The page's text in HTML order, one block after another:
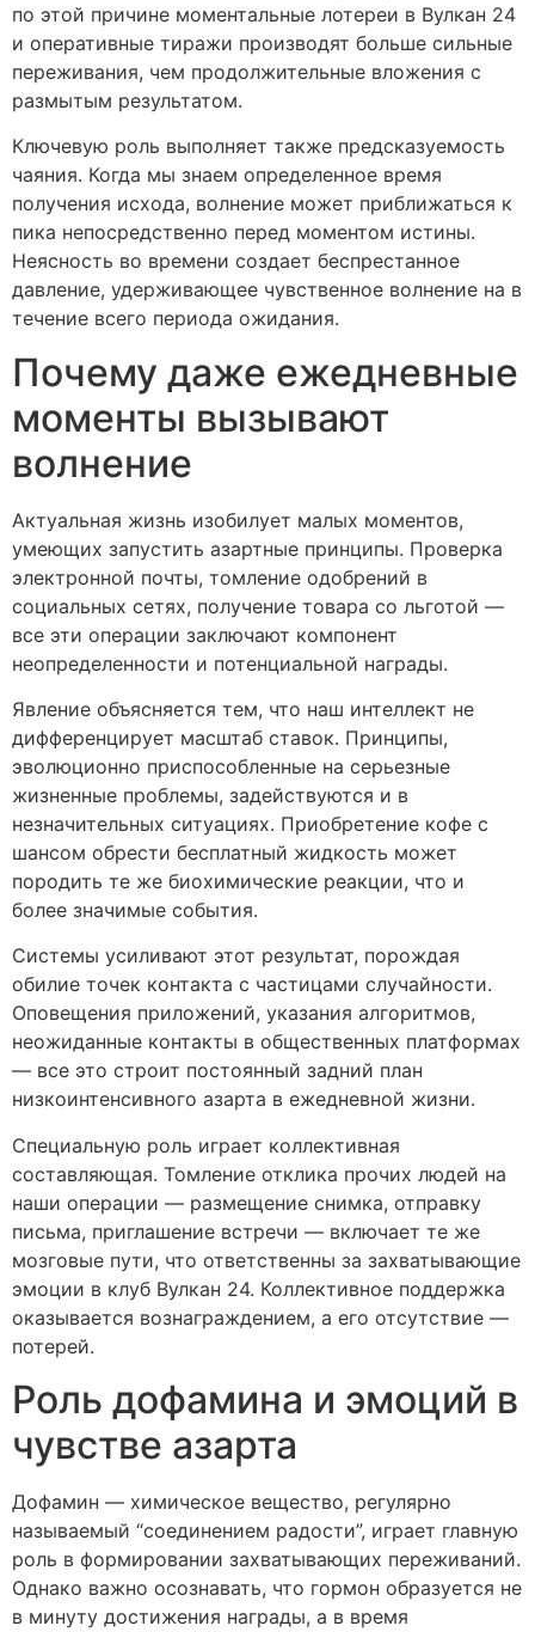
по этой причине моментальные лотереи в Вулкан 24
и оперативные тиражи производят больше сильные
переживания, чем продолжительные вложения с
размытым результатом.
Ключевую роль выполняет также предсказуемость
чаяния. Когда мы знаем определенное время
получения исхода, волнение может приближаться к
пика непосредственно перед моментом истины.
Неясность во времени создает беспрестанное
давление, удерживающее чувственное волнение на в
течение всего периода ожидания.
Почему даже ежедневные
моменты вызывают
волнение
Актуальная жизнь изобилует малых моментов,
умеющих запустить азартные принципы. Проверка
электронной почты, томление одобрений в
социальных сетях, получение товара со льготой —
все эти операции заключают компонент
неопределенности и потенциальной награды.
Явление объясняется тем, что наш интеллект не
дифференцирует масштаб ставок. Принципы,
эволюционно приспособленные на серьезные
жизненные проблемы, задействуются и в
незначительных ситуациях. Приобретение кофе с
шансом обрести бесплатный жидкость может
породить те же биохимические реакции, что и
более значимые события.
Системы усиливают этот результат, порождая
обилие точек контакта с частицами случайности.
Оповещения приложений, указания алгоритмов,
неожиданные контакты в общественных платформах
— все это строит постоянный задний план
низкоинтенсивного азарта в ежедневной жизни.
Специальную роль играет коллективная
составляющая. Томление отклика прочих людей на
наши операции — размещение снимка, отправку
письма, приглашение встречи — включает те же
мозговые пути, что ответственны за захватывающие
эмоции в клуб Вулкан 24. Коллективное поддержка
оказывается вознаграждением, а его отсутствие —
потерей.
Роль дофамина и эмоций в
чувстве азарта
Дофамин — химическое вещество, регулярно
называемый “соединением радости”, играет главную
роль в формировании захватывающих переживаний.
Однако важно осознавать, что гормон образуется не
в минуту достижения награды, а в время